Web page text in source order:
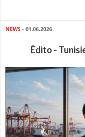
NEWS - 01.06.2026
Édito -